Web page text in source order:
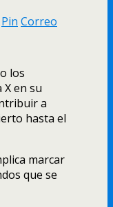
Pin Correo
los
en su
a
hasta el
marcar
que se